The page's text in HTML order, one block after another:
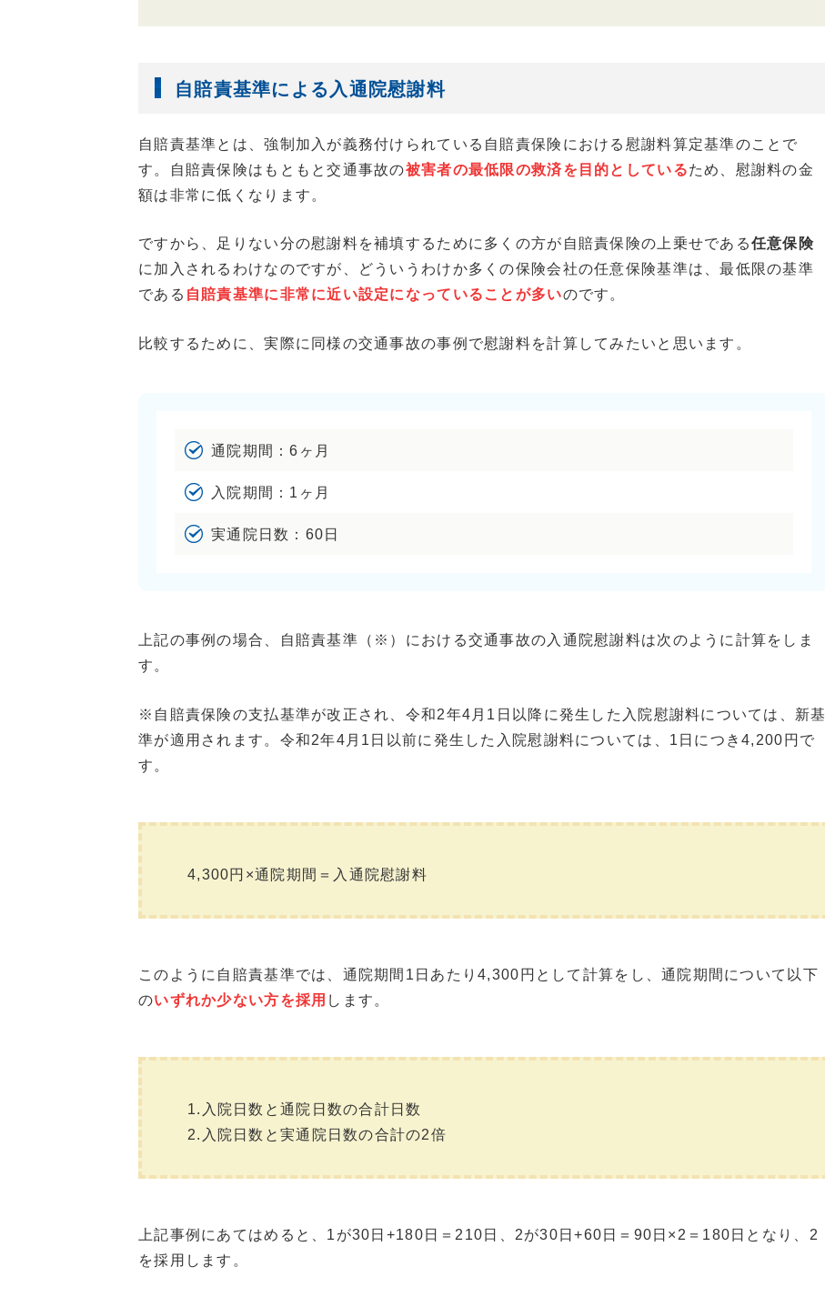
自賠責基準による入通院慰謝料
自賠責基準とは、強制加入が義務付けられている自賠責保険における慰謝料算定基準のことで
す。自賠責保険はもともと交通事故の被害者の最低限の救済を目的としているため、慰謝料の金
額は非常に低くなります。
ですから、足りない分の慰謝料を補填するために多くの方が自賠責保険の上乗せである任意保険
に加入されるわけなのですが、どういうわけか多くの保険会社の任意保険基準は、最低限の基準
である 自賠責基準に非常に近い設定になっていることが多いのです。
比較するために、実際に同様の交通事故の事例で慰謝料を計算してみたいと思います。
通院期間：6ヶ月
入院期間：1ヶ月
実通院日数：60日
上記の事例の場合、自賠責基準（※）における交通事故の入通院慰謝料は次のように計算をしま
す。
※自賠責保険の支払基準が改正され、令和2年4月1日以降に発生した入院慰謝料については、新基
準が適用されます。令和2年4月1日以前に発生した入院慰謝料については、1日につき4,200円で
す。
4,300円×通院期間＝入通院慰謝料
このように自賠責基準では、通院期間1日あたり4,300円として計算をし、通院期間について以下
のいずれか少ない方を採用 します。
1.入院日数と通院日数の合計日数
2.入院日数と実通院日数の合計の2倍
上記事例にあてはめると、1が30日+180日＝210日、2が30日+60日＝90日×2＝180日となり、2
を採用します。